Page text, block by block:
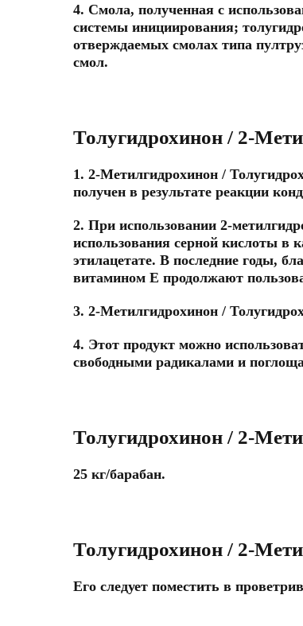
4. Смола, полученная с
системы инициирования;
отверждаемых смолах типа
смол.
Толугидрохинон / 2-
1. 2-Метилгидрохинон /
получен в результате реакции
2. При использовании 2-
использования серной кислоты в
этилацетате. В последние годы,
витамином Е продолжают
3. 2-Метилгидрохинон /
4. Этот продукт можно
свободными радикалами и
Толугидрохинон / 2-
25 кг/барабан.
Толугидрохинон / 2-
Его следует поместить в